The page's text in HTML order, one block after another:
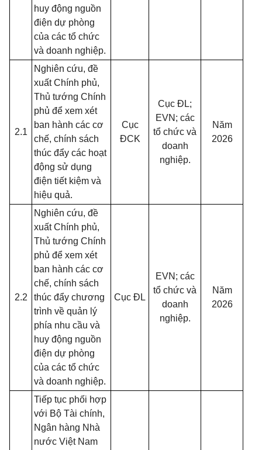
huy động nguồn
điện dự phòng
của các tổ chức
và doanh nghiệp.
2.1
Nghiên cứu, đề
xuất Chính phủ,
Thủ tướng Chính
phủ để xem xét
ban hành các cơ
chế, chính sách
thúc đẩy các hoạt
động sử dụng
điện tiết kiệm và
hiệu quả.
Cục
ĐCK
Cục ĐL;
EVN; các
tổ chức và
doanh
nghiệp.
Năm
2026
2.2
Nghiên cứu, đề
xuất Chính phủ,
Thủ tướng Chính
phủ để xem xét
ban hành các cơ
chế, chính sách
thúc đẩy chương
trình về quản lý
phía nhu cầu và
huy động nguồn
điện dự phòng
của các tổ chức
và doanh nghiệp.
Cục ĐL
EVN; các
tổ chức và
doanh
nghiệp.
Năm
2026
Tiếp tục phối hợp
với Bộ Tài chính,
Ngân hàng Nhà
nước Việt Nam